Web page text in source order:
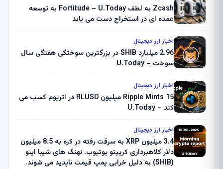
Zcash به لطف Fortitude – U.Today به توسعه
عمده ای در استخراج دست می یابد
اخبار ارز دیجیتال
2.96 میلیارد SHIB در بزرگترین سوختگی هفتگی سال
سوخت – U.Today
اخبار ارز دیجیتال
Ripple Mints 15 میلیون RLUSD در اتریوم کسب می
کند – U.Today
اخبار ارز دیجیتال
3.4 میلیون XRP به سرقت رفته در کره به 8.5 میلیون
دلار کلاهبرداری کریپتو یوتیوب. نهنگ های شیبا اینو
(SHIB) به دلیل خرابی پمپ قیمت ناپدید می شوند.